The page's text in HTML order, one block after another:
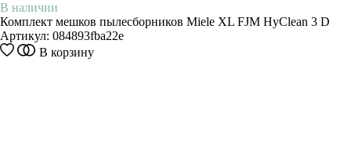
В наличии
Комплект мешков пылесборников Miele XL FJM HyClean 3 D
Артикул: 084893fba22e
В корзину